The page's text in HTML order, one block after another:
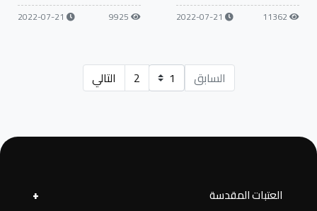
11362
2022-07-21
9925
2022-07-21
السابق 2 التالي
العتبات المقدسة